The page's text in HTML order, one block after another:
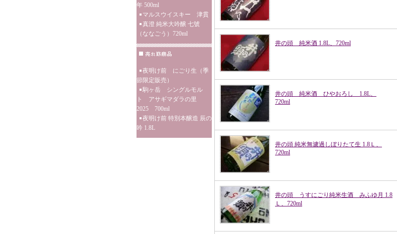
年 500ml
マルスウイスキー 津貫
真澄 純米大吟醸 七號
（ななごう）720ml
夜明け前 にごり生（季
節限定販売）
駒ヶ岳 シングルモル
ト アサギマダラの里
2025 700ml
夜明け前 特別本醸造 辰の
吟 1.8L
井の頭 純米酒 1.8L、720ml
井の頭 純米酒 ひやおろし 1.8L、
720ml
井の頭 純米無濾過しぼりたて生 1.8Ｌ、
720ml
井の頭 うすにごり純米生酒 みふゆ月 1.8
Ｌ、720ml